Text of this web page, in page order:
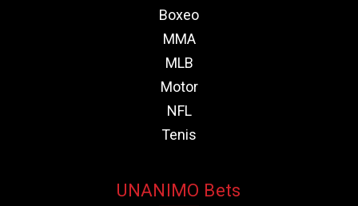
Boxeo
MMA
MLB
Motor
NFL
Tenis
UNANIMO Bets